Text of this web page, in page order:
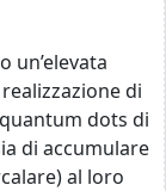
un’elevata
di
dots di
di accumulare
al loro